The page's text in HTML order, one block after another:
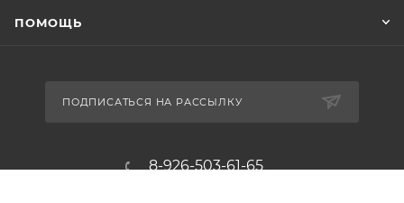
ПОМОЩЬ
ПОДПИСАТЬСЯ НА РАССЫЛКУ
8-926-503-61-65